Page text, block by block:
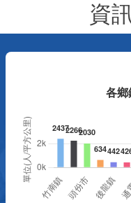
資